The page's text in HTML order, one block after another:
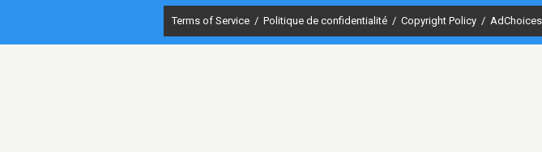
Terms of Service / Politique de confidentialité / Copyright Policy / AdChoices